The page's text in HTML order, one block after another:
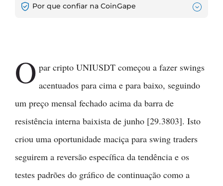
Por que confiar na CoinGape
O par cripto UNIUSDT começou a fazer swings
acentuados para cima e para baixo, seguindo
um preço mensal fechado acima da barra de
resistência interna baixista de junho [29.3803]. Isto
criou uma oportunidade maciça para swing traders
seguirem a reversão específica da tendência e os
testes padrões do gráfico de continuação como a